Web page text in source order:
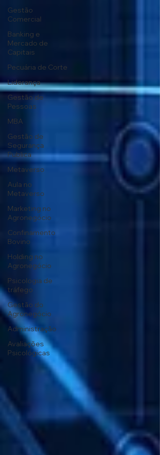
Gestão
Comercial
Banking e
Mercado de
Capitais
Pecuária de Corte
Liderança
Gestão de
Pessoas
MBA
Gestão de
Segurança
Publica
Metaverso
Aula no
Metaverso
Marketing no
Agronegócio
Confinamento
Bovino
Holding no
Agronegócio
Psicologia de
tráfego
Gestão do
Agronegócio
Administração
Avaliações
Psicológicas